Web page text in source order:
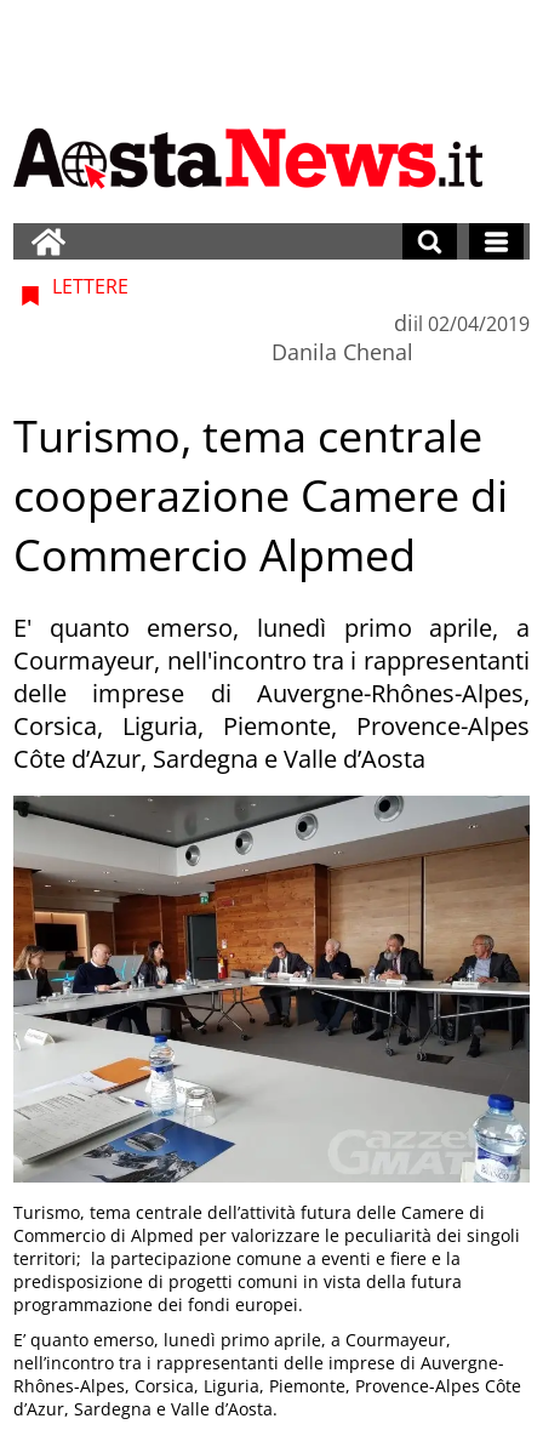
LETTERE
di
Danila Chenal
il 02/04/2019
Turismo, tema centrale
cooperazione Camere di
Commercio Alpmed
E' quanto emerso, lunedì primo aprile, a
Courmayeur, nell'incontro tra i rappresentanti
delle imprese di Auvergne-Rhônes-Alpes,
Corsica, Liguria, Piemonte, Provence-Alpes
Côte d’Azur, Sardegna e Valle d’Aosta
Turismo, tema centrale dell’attività futura delle Camere di
Commercio di Alpmed per valorizzare le peculiarità dei singoli
territori; la partecipazione comune a eventi e fiere e la
predisposizione di progetti comuni in vista della futura
programmazione dei fondi europei.
E’ quanto emerso, lunedì primo aprile, a Courmayeur,
nell’incontro tra i rappresentanti delle imprese di Auvergne-
Rhônes-Alpes, Corsica, Liguria, Piemonte, Provence-Alpes Côte
d’Azur, Sardegna e Valle d’Aosta.